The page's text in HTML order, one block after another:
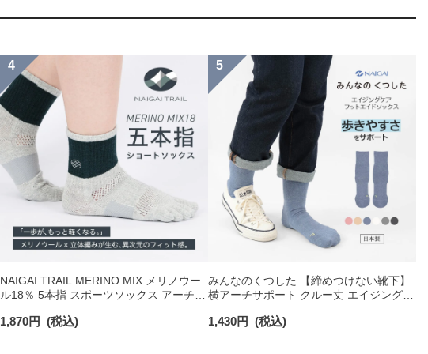
NAIGAI TRAIL MERINO MIX メリノウー
ル18％ 5本指 スポーツソックス アーチフ
付 ショート丈 メンズ レディース 【365
1,870円 (税込)
みんなのくつした 【締めつけない靴下】
横アーチサポート クルー丈 エイジングケ
ンズ レディース 03150024
1,430円 (税込)